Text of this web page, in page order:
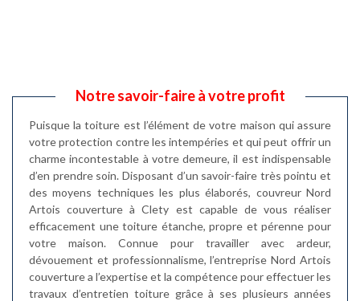
Notre savoir-faire à votre profit
Puisque la toiture est l’élément de votre maison qui assure
votre protection contre les intempéries et qui peut offrir un
charme incontestable à votre demeure, il est indispensable
d’en prendre soin. Disposant d’un savoir-faire très pointu et
des moyens techniques les plus élaborés, couvreur Nord
Artois couverture à Clety est capable de vous réaliser
efficacement une toiture étanche, propre et pérenne pour
votre maison. Connue pour travailler avec ardeur,
dévouement et professionnalisme, l’entreprise Nord Artois
couverture a l’expertise et la compétence pour effectuer les
travaux d’entretien toiture grâce à ses plusieurs années